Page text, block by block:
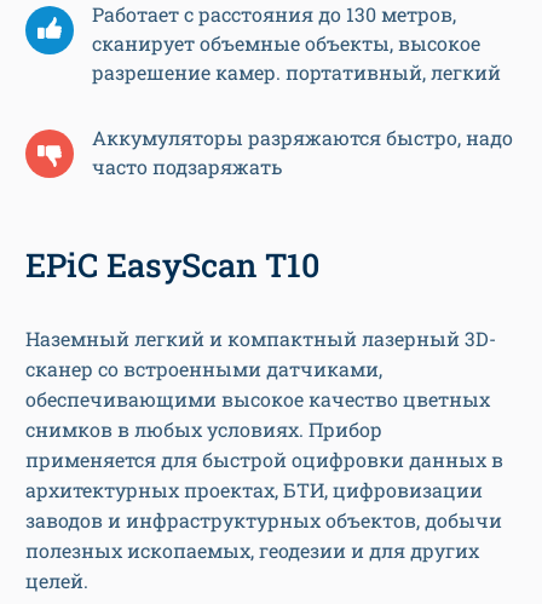
Работает с расстояния до 130 метров,
сканирует объемные объекты, высокое
разрешение камер. портативный, легкий
Аккумуляторы разряжаются быстро, надо
часто подзаряжать
EPiC EasyScan T10
Наземный легкий и компактный лазерный 3D-
сканер со встроенными датчиками,
обеспечивающими высокое качество цветных
снимков в любых условиях. Прибор
применяется для быстрой оцифровки данных в
архитектурных проектах, БТИ, цифровизации
заводов и инфраструктурных объектов, добычи
полезных ископаемых, геодезии и для других
целей.